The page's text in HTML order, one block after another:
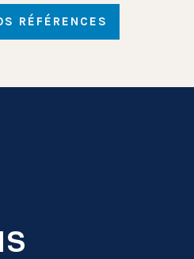
RÉFÉRENCES